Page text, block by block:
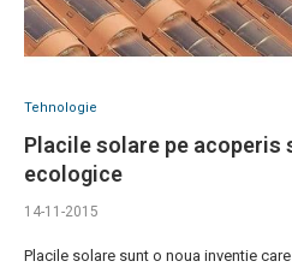
Tehnologie
Placile solare pe
ecologice
14-11-2015
Placile solare sunt o noua inventie